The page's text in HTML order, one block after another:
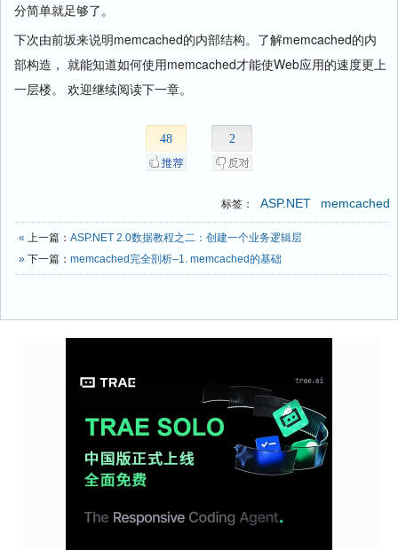
分简单就足够了。
下次由前坂来说明memcached的内部结构。了解memcached的内
部构造， 就能知道如何使用memcached才能使Web应用的速度更上
一层楼。 欢迎继续阅读下一章。
48 2
标签： ASP.NET memcached
« 上一篇： ASP.NET 2.0数据教程之二：创建一个业务逻辑层
» 下一篇： memcached完全剖析–1. memcached的基础